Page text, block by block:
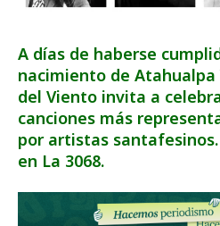
A días de haberse
nacimiento de Atahualpa
del Viento invita a
canciones más
por artistas
en La 3068.